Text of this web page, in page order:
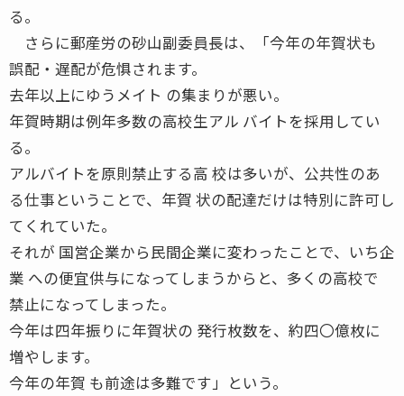
る。
さらに郵産労の砂山副委員長は、「今年の年賀状も
誤配・遅配が危惧されます。
去年以上にゆうメイト の集まりが悪い。
年賀時期は例年多数の高校生アル バイトを採用してい
る。
アルバイトを原則禁止する高 校は多いが、公共性のあ
る仕事ということで、年賀 状の配達だけは特別に許可し
てくれていた。
それが 国営企業から民間企業に変わったことで、いち企
業 への便宜供与になってしまうからと、多くの高校で
禁止になってしまった。
今年は四年振りに年賀状の 発行枚数を、約四〇億枚に
増やします。
今年の年賀 も前途は多難です」という。